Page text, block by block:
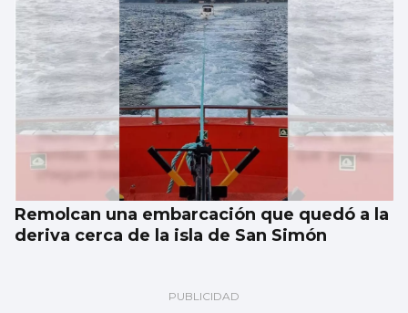
Remolcan una embarcación que quedó a la
deriva cerca de la isla de San Simón